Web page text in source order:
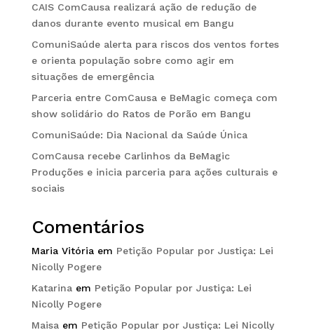
CAIS ComCausa realizará ação de redução de
danos durante evento musical em Bangu
ComuniSaúde alerta para riscos dos ventos fortes
e orienta população sobre como agir em
situações de emergência
Parceria entre ComCausa e BeMagic começa com
show solidário do Ratos de Porão em Bangu
ComuniSaúde: Dia Nacional da Saúde Única
ComCausa recebe Carlinhos da BeMagic
Produções e inicia parceria para ações culturais e
sociais
Comentários
Maria Vitóriaem Petição Popular por Justiça: Lei
Nicolly Pogere
Katarinaem Petição Popular por Justiça: Lei
Nicolly Pogere
Maisaem Petição Popular por Justiça: Lei Nicolly